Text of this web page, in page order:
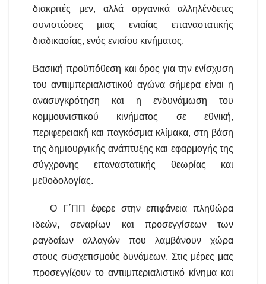
διακριτές μεν, αλλά οργανικά αλληλένδετες
συνιστώσες μιας ενιαίας επαναστατικής
διαδικασίας, ενός ενιαίου κινήματος.
Βασική προϋπόθεση και όρος για την ενίσχυση
του αντιιμπεριαλιστικού αγώνα σήμερα είναι η
ανασυγκρότηση και η ενδυνάμωση του
κομμουνιστικού κινήματος σε εθνική,
περιφερειακή και παγκόσμια κλίμακα, στη βάση
της δημιουργικής ανάπτυξης και εφαρμογής της
σύγχρονης επαναστατικής θεωρίας και
μεθοδολογίας.
Ο Γ΄ΠΠ έφερε στην επιφάνεια πληθώρα
ιδεών, σεναρίων και προσεγγίσεων των
ραγδαίων αλλαγών που λαμβάνουν χώρα
στους συσχετισμούς δυνάμεων. Στις μέρες μας
προσεγγίζουν το αντιιμπεριαλιστικό κίνημα και